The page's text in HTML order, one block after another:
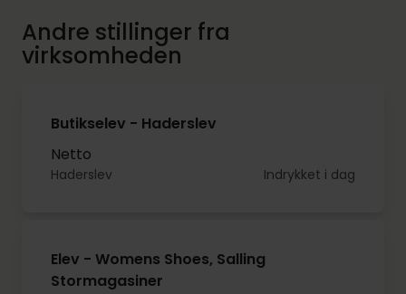
Andre stillinger fra
virksomheden
Butikselev - Haderslev
Netto
Haderslev Indrykket i dag
Elev - Womens Shoes, Salling
Stormagasiner